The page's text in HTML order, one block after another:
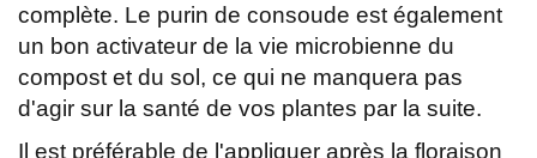
complète. Le purin de consoude est également
un bon activateur de la vie microbienne du
compost et du sol, ce qui ne manquera pas
d'agir sur la santé de vos plantes par la suite.
Il est préférable de l'appliquer après la floraison